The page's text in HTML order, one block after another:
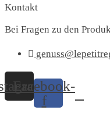
Kontakt
Bei Fragen zu den
Facebook-
f